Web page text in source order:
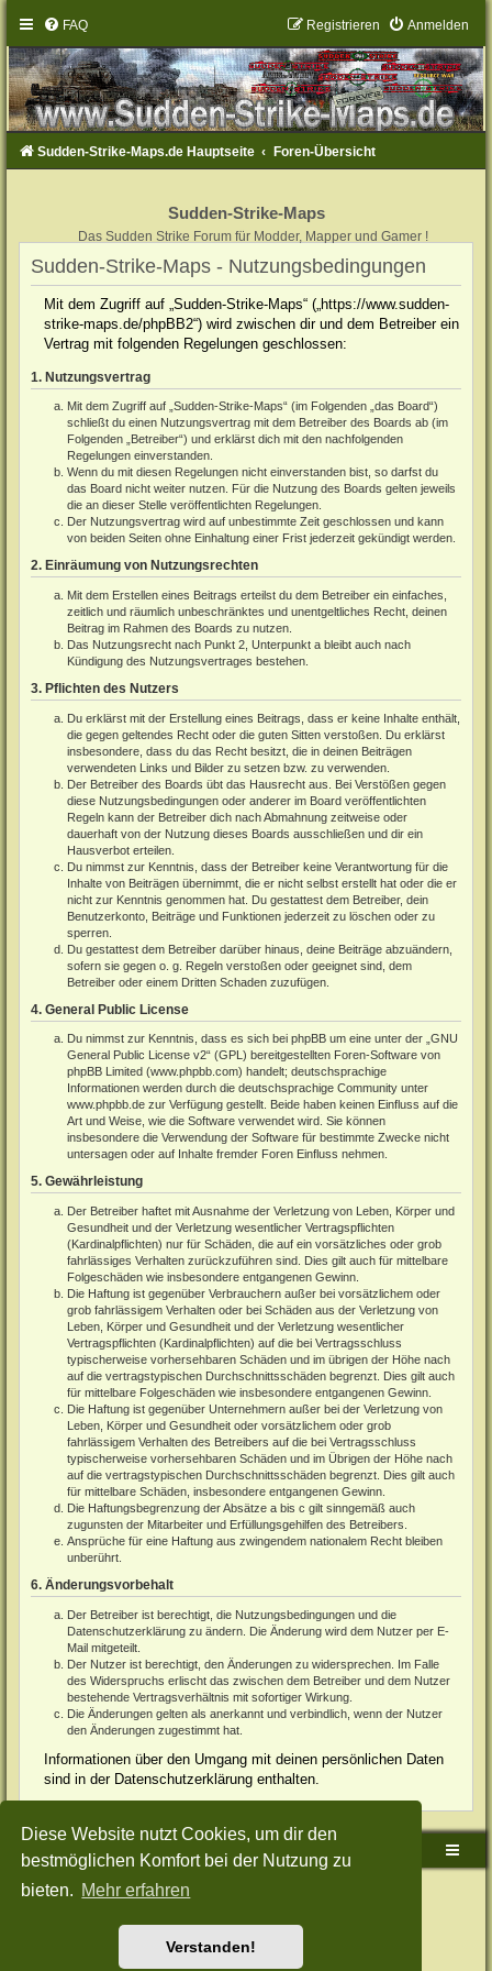
Diese Website nutzt Cookies, um dir den
bestmöglichen Komfort bei der Nutzung zu
bieten. Mehr erfahren
Verstanden!
FAQ Anmelden
Registrieren
Sudden-Strike-Maps.de Hauptseite Foren-Übersicht
Sudden-Strike-Maps
Das Sudden Strike Forum für Modder, Mapper und Gamer !
Sudden-Strike-Maps - Nutzungsbedingungen
Mit dem Zugriff auf „Sudden-Strike-Maps“ („https://www.sudden-
strike-maps.de/phpBB2“) wird zwischen dir und dem Betreiber ein
Vertrag mit folgenden Regelungen geschlossen:
1. Nutzungsvertrag
Mit dem Zugriff auf „Sudden-Strike-Maps“ (im Folgenden „das Board“)
schließt du einen Nutzungsvertrag mit dem Betreiber des Boards ab (im
Folgenden „Betreiber“) und erklärst dich mit den nachfolgenden
Regelungen einverstanden.
Wenn du mit diesen Regelungen nicht einverstanden bist, so darfst du
das Board nicht weiter nutzen. Für die Nutzung des Boards gelten jeweils
die an dieser Stelle veröffentlichten Regelungen.
Der Nutzungsvertrag wird auf unbestimmte Zeit geschlossen und kann
von beiden Seiten ohne Einhaltung einer Frist jederzeit gekündigt werden.
2. Einräumung von Nutzungsrechten
Mit dem Erstellen eines Beitrags erteilst du dem Betreiber ein einfaches,
zeitlich und räumlich unbeschränktes und unentgeltliches Recht, deinen
Beitrag im Rahmen des Boards zu nutzen.
Das Nutzungsrecht nach Punkt 2, Unterpunkt a bleibt auch nach
Kündigung des Nutzungsvertrages bestehen.
3. Pflichten des Nutzers
Du erklärst mit der Erstellung eines Beitrags, dass er keine Inhalte enthält,
die gegen geltendes Recht oder die guten Sitten verstoßen. Du erklärst
insbesondere, dass du das Recht besitzt, die in deinen Beiträgen
verwendeten Links und Bilder zu setzen bzw. zu verwenden.
Der Betreiber des Boards übt das Hausrecht aus. Bei Verstößen gegen
diese Nutzungsbedingungen oder anderer im Board veröffentlichten
Regeln kann der Betreiber dich nach Abmahnung zeitweise oder
dauerhaft von der Nutzung dieses Boards ausschließen und dir ein
Hausverbot erteilen.
Du nimmst zur Kenntnis, dass der Betreiber keine Verantwortung für die
Inhalte von Beiträgen übernimmt, die er nicht selbst erstellt hat oder die er
nicht zur Kenntnis genommen hat. Du gestattest dem Betreiber, dein
Benutzerkonto, Beiträge und Funktionen jederzeit zu löschen oder zu
sperren.
Du gestattest dem Betreiber darüber hinaus, deine Beiträge abzuändern,
sofern sie gegen o. g. Regeln verstoßen oder geeignet sind, dem
Betreiber oder einem Dritten Schaden zuzufügen.
4. General Public License
Du nimmst zur Kenntnis, dass es sich bei phpBB um eine unter der „GNU
General Public License v2“ (GPL) bereitgestellten Foren-Software von
phpBB Limited (www.phpbb.com) handelt; deutschsprachige
Informationen werden durch die deutschsprachige Community unter
www.phpbb.de zur Verfügung gestellt. Beide haben keinen Einfluss auf die
Art und Weise, wie die Software verwendet wird. Sie können
insbesondere die Verwendung der Software für bestimmte Zwecke nicht
untersagen oder auf Inhalte fremder Foren Einfluss nehmen.
5. Gewährleistung
Der Betreiber haftet mit Ausnahme der Verletzung von Leben, Körper und
Gesundheit und der Verletzung wesentlicher Vertragspflichten
(Kardinalpflichten) nur für Schäden, die auf ein vorsätzliches oder grob
fahrlässiges Verhalten zurückzuführen sind. Dies gilt auch für mittelbare
Folgeschäden wie insbesondere entgangenen Gewinn.
Die Haftung ist gegenüber Verbrauchern außer bei vorsätzlichem oder
grob fahrlässigem Verhalten oder bei Schäden aus der Verletzung von
Leben, Körper und Gesundheit und der Verletzung wesentlicher
Vertragspflichten (Kardinalpflichten) auf die bei Vertragsschluss
typischerweise vorhersehbaren Schäden und im übrigen der Höhe nach
auf die vertragstypischen Durchschnittsschäden begrenzt. Dies gilt auch
für mittelbare Folgeschäden wie insbesondere entgangenen Gewinn.
Die Haftung ist gegenüber Unternehmern außer bei der Verletzung von
Leben, Körper und Gesundheit oder vorsätzlichem oder grob
fahrlässigem Verhalten des Betreibers auf die bei Vertragsschluss
typischerweise vorhersehbaren Schäden und im Übrigen der Höhe nach
auf die vertragstypischen Durchschnittsschäden begrenzt. Dies gilt auch
für mittelbare Schäden, insbesondere entgangenen Gewinn.
Die Haftungsbegrenzung der Absätze a bis c gilt sinngemäß auch
zugunsten der Mitarbeiter und Erfüllungsgehilfen des Betreibers.
Ansprüche für eine Haftung aus zwingendem nationalem Recht bleiben
unberührt.
6. Änderungsvorbehalt
Der Betreiber ist berechtigt, die Nutzungsbedingungen und die
Datenschutzerklärung zu ändern. Die Änderung wird dem Nutzer per E-
Mail mitgeteilt.
Der Nutzer ist berechtigt, den Änderungen zu widersprechen. Im Falle
des Widerspruchs erlischt das zwischen dem Betreiber und dem Nutzer
bestehende Vertragsverhältnis mit sofortiger Wirkung.
Die Änderungen gelten als anerkannt und verbindlich, wenn der Nutzer
den Änderungen zugestimmt hat.
Informationen über den Umgang mit deinen persönlichen Daten
sind in der Datenschutzerklärung enthalten.
Sudden-Strike-Maps.de Hauptseite Foren-Übersicht
Powered byphpBB® Forum Software © phpBB Limited
Style: Green-Style-Split by Joyce&LunaphpBB-Style-Design
Nutzungsbedingungen